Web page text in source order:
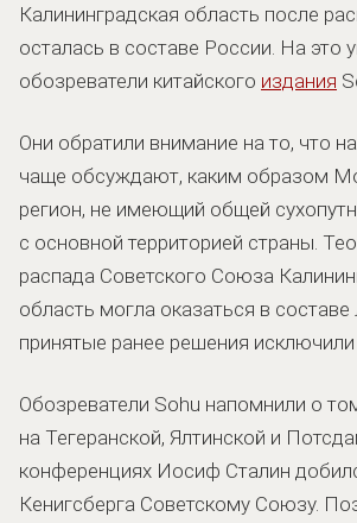
Калининградская область после
осталась в составе России. На это
обозреватели китайского издания
Они обратили внимание на то, что
чаще обсуждают, каким образом
регион, не имеющий общей
с основной территорией страны.
распада Советского Союза
область могла оказаться в
принятые ранее решения исключили
Обозреватели Sohu напомнили о
на Тегеранской, Ялтинской и
конференциях Иосиф Сталин
Кенигсберга Советскому Союзу.